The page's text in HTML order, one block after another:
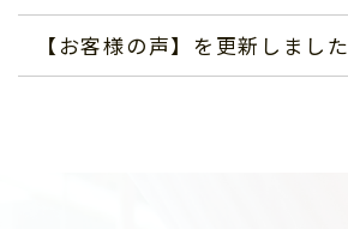
【お客様の声】を更新しました